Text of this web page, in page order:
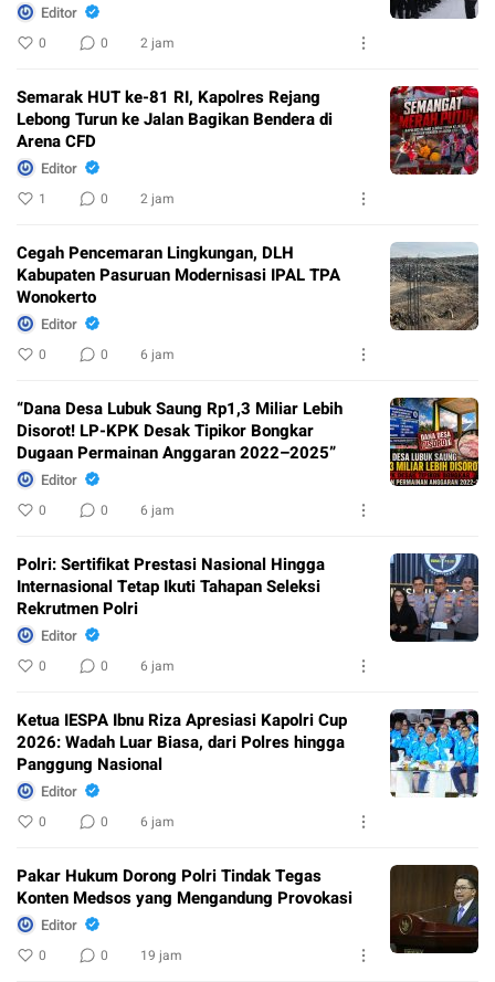
Editor
0 0 2 jam
Semarak HUT ke-81 RI, Kapolres Rejang
Lebong Turun ke Jalan Bagikan Bendera di
Arena CFD
Editor
1 0 2 jam
Cegah Pencemaran Lingkungan, DLH
Kabupaten Pasuruan Modernisasi IPAL TPA
Wonokerto
Editor
0 0 6 jam
“Dana Desa Lubuk Saung Rp1,3 Miliar Lebih
Disorot! LP-KPK Desak Tipikor Bongkar
Dugaan Permainan Anggaran 2022–2025”
Editor
0 0 6 jam
Polri: Sertifikat Prestasi Nasional Hingga
Internasional Tetap Ikuti Tahapan Seleksi
Rekrutmen Polri
Editor
0 0 6 jam
Ketua IESPA Ibnu Riza Apresiasi Kapolri Cup
2026: Wadah Luar Biasa, dari Polres hingga
Panggung Nasional
Editor
0 0 6 jam
Pakar Hukum Dorong Polri Tindak Tegas
Konten Medsos yang Mengandung Provokasi
Editor
0 0 19 jam